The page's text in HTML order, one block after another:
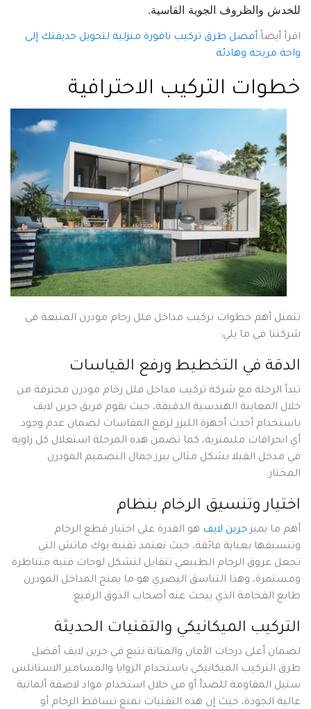
للخدش والظروف الجوية القاسية.
اقرأ أيضاً:أفضل طرق تركيب نافورة منزلية لتحويل حديقتك إلى
واحة مريحة وهادئة
خطوات التركيب الاحترافية
تتمثل أهم خطوات تركيب مداخل فلل رخام مودرن المتبعة في
شركتنا في ما يلي:
الدقة في التخطيط ورفع القياسات
تبدأ الرحلة مع شركة تركيب مداخل فلل رخام مودرن محترفة من
خلال المعاينة الهندسية الدقيقة، حيث يقوم فريق جرين لايف
باستخدام أحدث أجهزة الليزر لرفع المقاسات لضمان عدم وجود
أي انحرافات مليمترية، كما تضمن هذه المرحلة استغلال كل زاوية
في مدخل الفيلا بشكل مثالي يبرز جمال التصميم المودرن
المختار.
اختيار وتنسيق الرخام بنظام
أهم ما يميز جرين لايف هو القدرة على اختيار قطع الرخام
وتنسيقها بعناية فائقة، حيث نعتمد تقنية بوك ماتش التي
تجعل عروق الرخام الطبيعي تتقابل لتشكل لوحات فنية متناظرة
ومستمرة، وهذا التناسق البصري هو ما يمنح المداخل المودرن
طابع الفخامة الذي يبحث عنه أصحاب الذوق الرفيع.
التركيب الميكانيكي والتقنيات الحديثة
لضمان أعلى درجات الأمان والمتانة نتبع في جرين لايف أفضل
طرق التركيب الميكانيكي باستخدام الزوايا والمسامير الاستانلس
ستيل المقاومة للصدأ أو من خلال استخدام مواد لاصقة ألمانية
عالية الجودة، حيث إن هذه التقنيات تمنع تساقط الرخام أو